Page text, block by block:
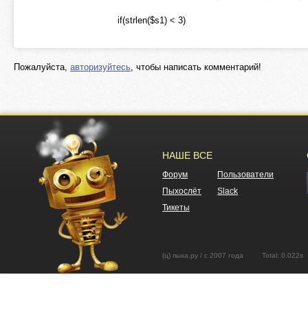
if(strlen($s1) < 3)
Пожалуйста, авторизуйтесь, чтобы написать комментарий!
НАШЕ ВСЕ
Форум
Пользователи
Пыхослёт
Slack
Тикеты
(ц) пыха.ру / с 2007 года Total: